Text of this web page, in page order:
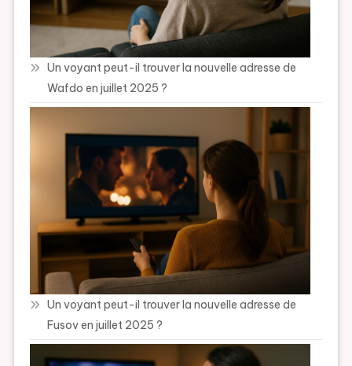
Un voyant peut-il trouver la nouvelle adresse de
Wafdo en juillet 2025 ?
Un voyant peut-il trouver la nouvelle adresse de
Fusov en juillet 2025 ?